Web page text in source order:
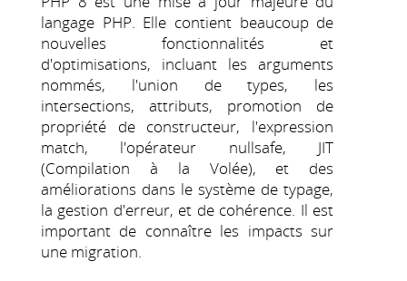
langage PHP. Elle contient beaucoup de
nouvelles fonctionnalités et
d'optimisations, incluant les arguments
nommés, l'union de types, les
intersections, attributs, promotion de
propriété de constructeur, l'expression
match, l'opérateur nullsafe, JIT
(Compilation à la Volée), et des
améliorations dans le système de typage,
la gestion d'erreur, et de cohérence. Il est
important de connaître les impacts sur
une migration.